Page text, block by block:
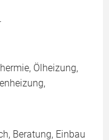
Ölheizung,
Beratung, Einbau